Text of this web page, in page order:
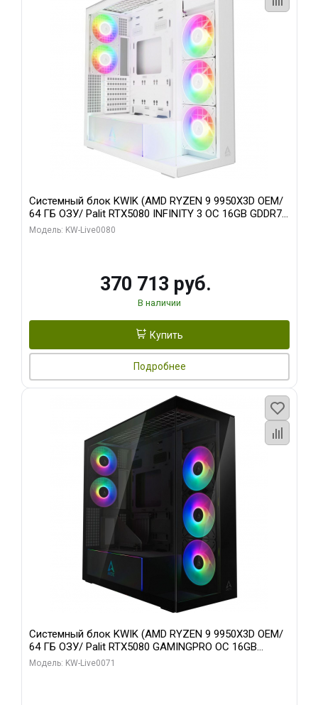
Системный блок KWIK (AMD RYZEN 9 9950X3D OEM/
64 ГБ ОЗУ/ Palit RTX5080 INFINITY 3 OC 16GB GDDR7
256bit 3xDP H/ 960 ГБ SSD)
Модель: KW-Live0080
370 713 руб.
В наличии
Купить
Подробнее
Системный блок KWIK (AMD RYZEN 9 9950X3D OEM/
64 ГБ ОЗУ/ Palit RTX5080 GAMINGPRO OC 16GB
GDDR7 256bit 3xDP HD/ 960 ГБ SSD)
Модель: KW-Live0071